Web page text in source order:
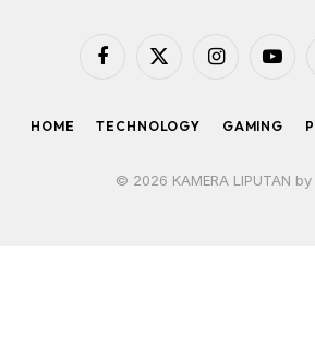
Facebook
X
Instagram
HOME TECHNOLOGY GAMING
© 2026 KAMERA LIPUTAN by